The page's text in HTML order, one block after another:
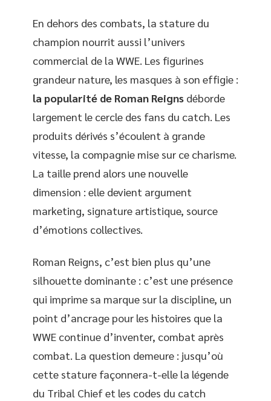
En dehors des combats, la stature du
champion nourrit aussi l’univers
commercial de la WWE. Les figurines
grandeur nature, les masques à son effigie :
la popularité de Roman Reigns déborde
largement le cercle des fans du catch. Les
produits dérivés s’écoulent à grande
vitesse, la compagnie mise sur ce charisme.
La taille prend alors une nouvelle
dimension : elle devient argument
marketing, signature artistique, source
d’émotions collectives.
Roman Reigns, c’est bien plus qu’une
silhouette dominante : c’est une présence
qui imprime sa marque sur la discipline, un
point d’ancrage pour les histoires que la
WWE continue d’inventer, combat après
combat. La question demeure : jusqu’où
cette stature façonnera-t-elle la légende
du Tribal Chief et les codes du catch